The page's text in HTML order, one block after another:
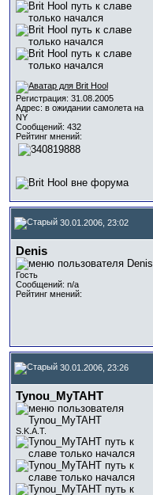
Регистрация: 31.08.2005
Адрес: в ожидании самолета на
NY
Сообщений: 432
Рейтинг мнений:
30.01.2006, 23:02
Denis
Гость
Сообщений: n/a
Рейтинг мнений:
30.01.2006, 23:26
Tynou_MyTAHT
S.K.A.T.